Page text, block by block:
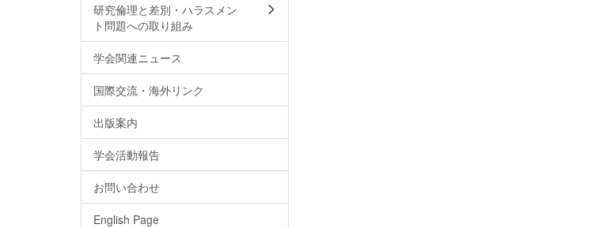
研究倫理と差別・ハラスメン
ト問題への取り組み
学会関連ニュース
国際交流・海外リンク
出版案内
学会活動報告
お問い合わせ
English Page